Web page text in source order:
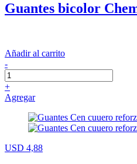
Guantes bicolor
Añadir al carrito
-
+
Agregar
USD 4,88